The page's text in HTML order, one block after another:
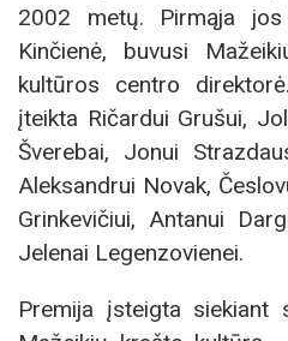
2002 metų. Pirmąja
Kinčienė, buvusi
kultūros centro
įteikta Ričardui Grušui,
Šverebai, Jonui
Aleksandrui Novak,
Grinkevičiui, Antanui
Jelenai Legenzovienei.
Premija įsteigta siekiant